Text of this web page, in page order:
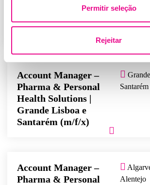
Permitir seleção
Rejeitar
Bioinformática –
(m/f/x)
Account Manager –
Pharma & Personal
Health Solutions |
Grande Lisboa e
Santarém (m/f/x)
Santarém
Account Manager –
Pharma & Personal
Alentejo